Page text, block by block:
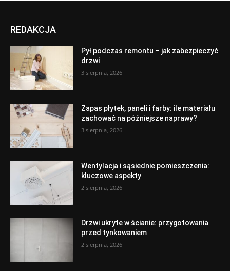
REDAKCJA
Pył podczas remontu – jak zabezpieczyć
drzwi
3 sierpnia, 2026
Zapas płytek, paneli i farby: ile materiału
zachować na późniejsze naprawy?
3 sierpnia, 2026
Wentylacja i sąsiednie pomieszczenia:
kluczowe aspekty
2 sierpnia, 2026
Drzwi ukryte w ścianie: przygotowania
przed tynkowaniem
2 sierpnia, 2026